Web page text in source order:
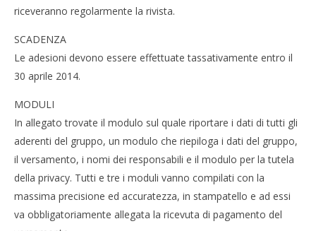
riceveranno regolarmente la rivista.
SCADENZA
Le adesioni devono essere effettuate tassativamente entro il
30 aprile 2014.
MODULI
In allegato trovate il modulo sul quale riportare i dati di tutti gli
aderenti del gruppo, un modulo che riepiloga i dati del gruppo,
il versamento, i nomi dei responsabili e il modulo per la tutela
della privacy. Tutti e tre i moduli vanno compilati con la
massima precisione ed accuratezza, in stampatello e ad essi
va obbligatoriamente allegata la ricevuta di pagamento del